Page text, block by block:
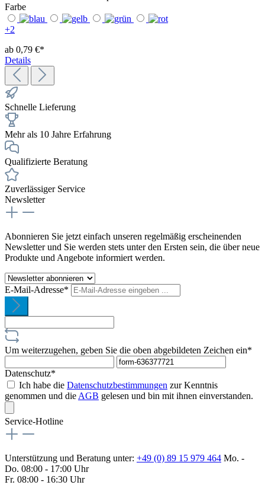
Farbe
+2
ab 0,79 €*
Details
Schnelle Lieferung
Mehr als 10 Jahre Erfahrung
Qualifizierte Beratung
Zuverlässiger Service
Newsletter
Abonnieren Sie jetzt einfach unseren regelmäßig erscheinenden
Newsletter und Sie werden stets unter den Ersten sein, die über neue
Produkte und Angebote informiert werden.
E-Mail-Adresse*
Um weiterzugehen, geben Sie die oben abgebildeten Zeichen ein*
Datenschutz*
Ich habe die Datenschutzbestimmungen zur Kenntnis
genommen und die AGB gelesen und bin mit ihnen einverstanden.
Service-Hotline
Unterstützung und Beratung unter: +49 (0) 89 15 979 464 Mo. -
Do. 08:00 - 17:00 Uhr
Fr. 08:00 - 16:30 Uhr